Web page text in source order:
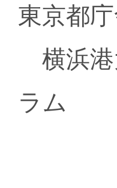
東京都
横浜港
ラム